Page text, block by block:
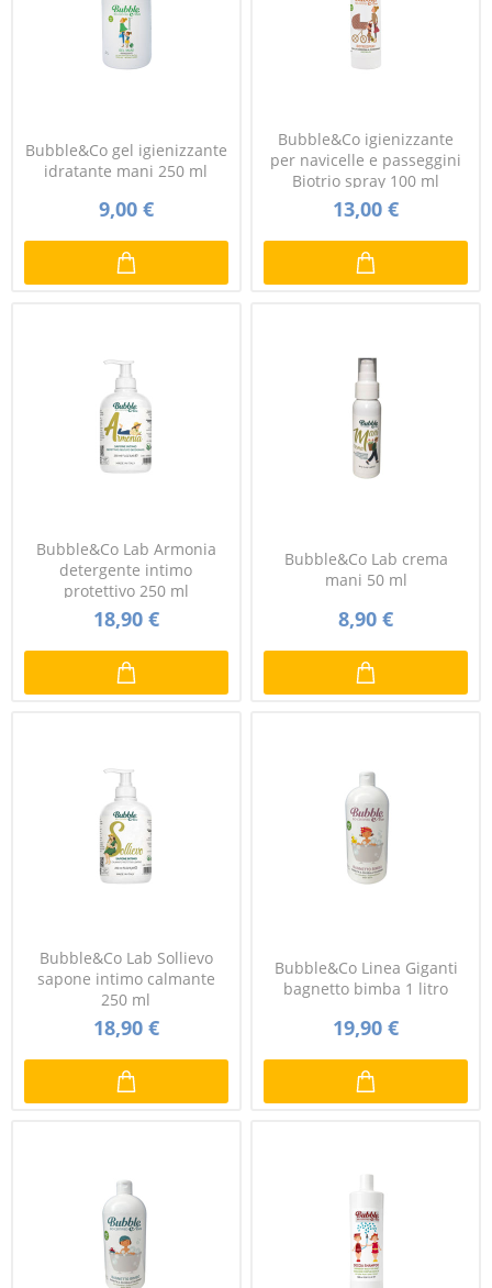
Bubble&Co gel igienizzante
idratante mani 250 ml
9,00 €
Bubble&Co igienizzante
per navicelle e passeggini
Biotrio spray 100 ml
13,00 €
Bubble&Co Lab Armonia
detergente intimo
protettivo 250 ml
18,90 €
Bubble&Co Lab crema
mani 50 ml
8,90 €
Bubble&Co Lab Sollievo
sapone intimo calmante
250 ml
18,90 €
Bubble&Co Linea Giganti
bagnetto bimba 1 litro
19,90 €